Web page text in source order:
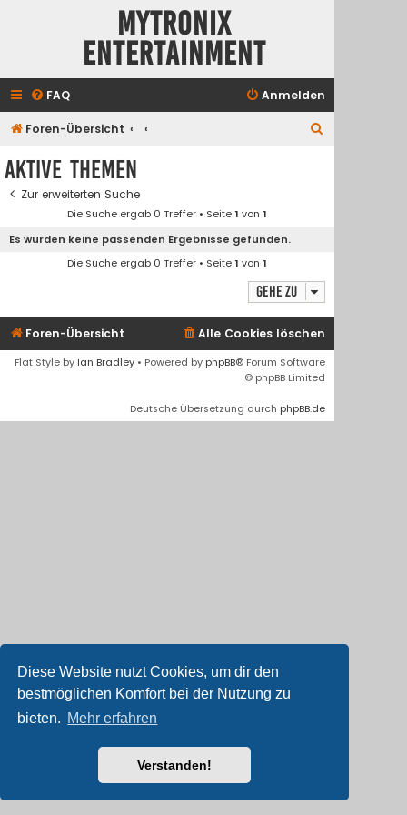
Diese Website nutzt Cookies, um dir den
bestmöglichen Komfort bei der Nutzung zu
bieten. Mehr erfahren
Verstanden!
Mytronix
Entertainment
FAQ Anmelden
Foren-Übersicht
Aktive Themen
Zur erweiterten Suche
Die Suche ergab 0 Treffer • Seite1 von1
Es wurden keine passenden Ergebnisse gefunden.
Die Suche ergab 0 Treffer • Seite1 von1
Gehe zu
Foren-Übersicht Alle Cookies löschen
Flat Style by Ian Bradley • Powered by phpBB® Forum Software
© phpBB Limited
Deutsche Übersetzung durch phpBB.de